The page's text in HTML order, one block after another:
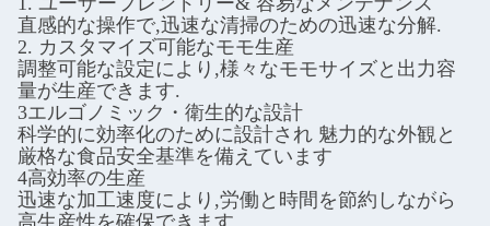
直感的な操作で,迅速な清掃のための迅速な分解.
2. カスタマイズ可能なモモ生産
調整可能な設定により,様々なモモサイズと出力容
量が生産できます.
3エルゴノミック・衛生的な設計
科学的に効率化のために設計され 魅力的な外観と
厳格な食品安全基準を備えています
4高効率の生産
迅速な加工速度により,労働と時間を節約しながら
高生産性を確保できます